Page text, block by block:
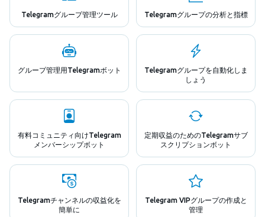
Telegramグループ管理ツール Telegramグループの分析と指標
グループ管理用Telegramボット
Telegramグループを自動化しま
しょう
有料コミュニティ向けTelegram
メンバーシップボット
定期収益のためのTelegramサブ
スクリプションボット
Telegramチャンネルの収益化を
簡単に
Telegram VIPグループの作成と
管理